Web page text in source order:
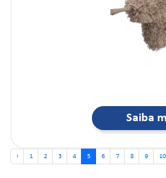
Saiba
‹ 1 2 3 4 5 6 7 8 9 10